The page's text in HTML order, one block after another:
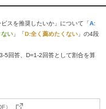
スを推奨したいか」について「A:
ない 」「D:全く薦めたくない 」の4段
5回答、D=1-2回答として割合を算
）